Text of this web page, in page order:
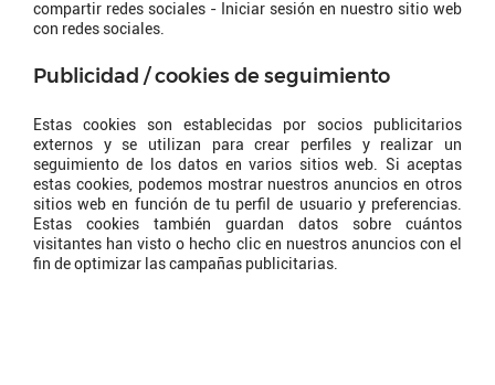
compartir redes sociales - Iniciar sesión en nuestro sitio web
con redes sociales.
Publicidad / cookies de seguimiento
Estas cookies son establecidas por socios publicitarios
externos y se utilizan para crear perfiles y realizar un
seguimiento de los datos en varios sitios web. Si aceptas
estas cookies, podemos mostrar nuestros anuncios en otros
sitios web en función de tu perfil de usuario y preferencias.
Estas cookies también guardan datos sobre cuántos
visitantes han visto o hecho clic en nuestros anuncios con el
fin de optimizar las campañas publicitarias.